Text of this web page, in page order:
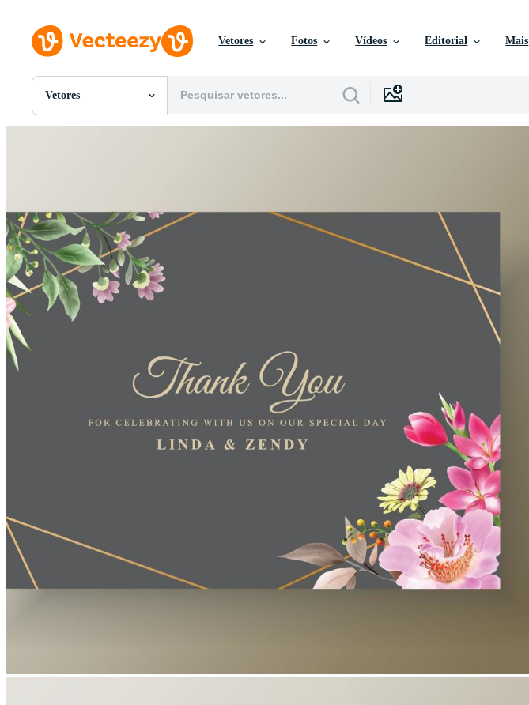
Vetores Fotos Vídeos Editorial Mais
Vetores
Todas Imagens
Vetores
Videos
Motion graphics
Imagens Editoriais
Eventos Editoriais